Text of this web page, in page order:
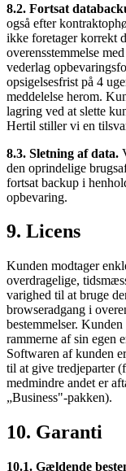
8.2. Fortsat
også efter
ikke foretager korrekt
overensstemmelse
vederlag
opsigelsesfrist på 4
meddelelse herom.
lagring ved at slette
Hertil stiller vi en
8.3. Sletning af data.
den oprindelige
fortsat backup i
opbevaring.
9. Licens
Kunden modtager
overdragelige,
varighed til at bruge
browseradgang i
bestemmelser.
rammerne af sin egen
Softwaren af kunden
til at give tredjeparter
medmindre andet er
„Business"-pakken).
10. Garanti
10.1. Gældende